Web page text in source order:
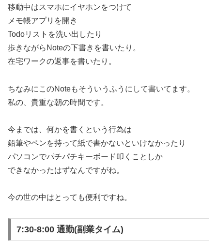
移動中はスマホにイヤホンをつけて
メモ帳アプリを開き
Todoリストを洗い出したり
歩きながらNoteの下書きを書いたり。
在宅ワークの返事を書いたり。
ちなみにこのNoteもそういうふうにして書いてます。
私の、貴重な朝の時間です。
今までは、何かを書くという行為は
鉛筆やペンを持って紙で書かないといけなかったり
パソコンでパチパチキーボード叩くことしか
できなかったはずなんですがね。
今の世の中はとっても便利ですね。
7:30-8:00 通勤(副業タイム)